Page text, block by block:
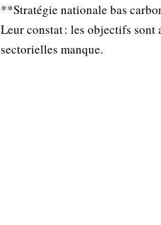
**Stratégie nationale bas
Leur constat : les objectifs sont
sectorielles manque.